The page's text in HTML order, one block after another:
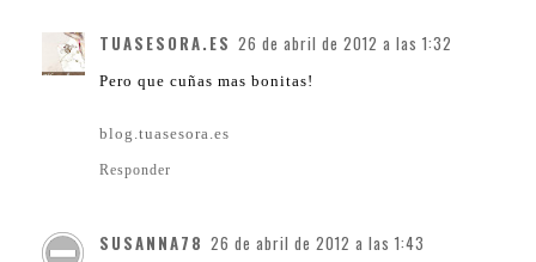
TUASESORA.ES 26 de abril de 2012 a las 1:32
Pero que cuñas mas bonitas!
blog.tuasesora.es
Responder
SUSANNA78 26 de abril de 2012 a las 1:43